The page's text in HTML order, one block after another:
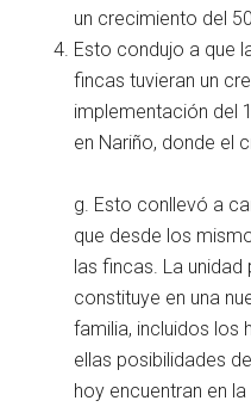
un crecimiento del
Esto condujo a que
fincas tuvieran un
implementación del
en Nariño, donde el
g. Esto conllevó a
que desde los
las fincas. La
constituye en una
familia, incluidos los
ellas posibilidades
hoy encuentran en